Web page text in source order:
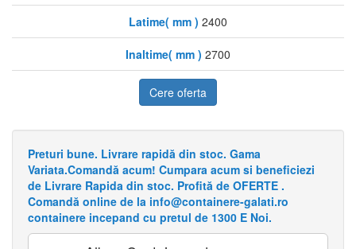
Latime( mm ) 2400
Inaltime( mm ) 2700
Cere oferta
Preturi bune. Livrare rapidă din stoc. Gama
Variata.Comandă acum! Cumpara acum si beneficiezi
de Livrare Rapida din stoc. Profită de OFERTE .
Comandă online de la info@containere-galati.ro
containere incepand cu pretul de 1300 E Noi.